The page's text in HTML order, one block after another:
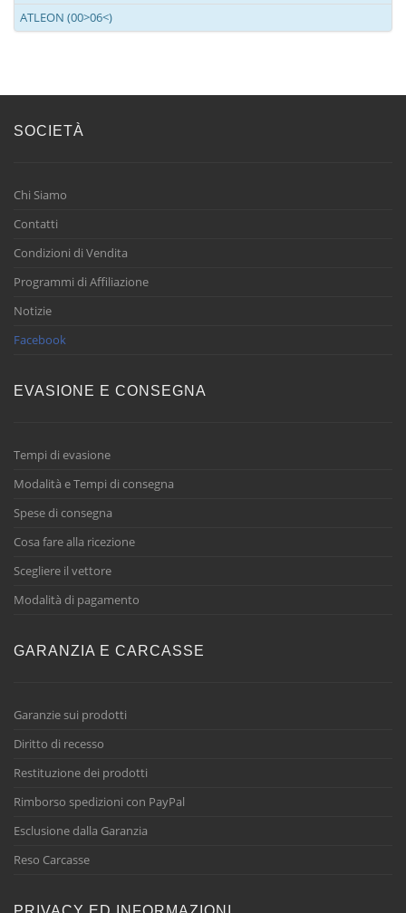
ATLEON (00>06<)
SOCIETÀ
Chi Siamo
Contatti
Condizioni di Vendita
Programmi di Affiliazione
Notizie
Facebook
EVASIONE E CONSEGNA
Tempi di evasione
Modalità e Tempi di consegna
Spese di consegna
Cosa fare alla ricezione
Scegliere il vettore
Modalità di pagamento
GARANZIA E CARCASSE
Garanzie sui prodotti
Diritto di recesso
Restituzione dei prodotti
Rimborso spedizioni con PayPal
Esclusione dalla Garanzia
Reso Carcasse